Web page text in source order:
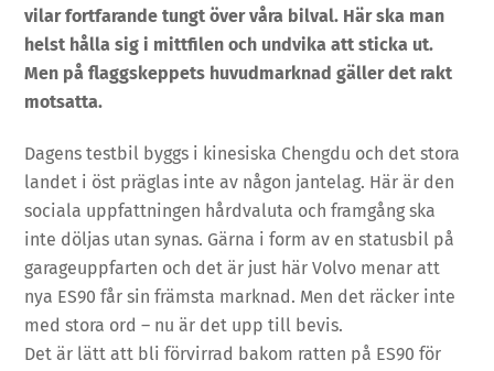
vilar fortfarande tungt över våra bilval. Här ska man
helst hålla sig i mittfilen och undvika att sticka ut.
Men på flaggskeppets huvudmarknad gäller det rakt
motsatta.
Dagens testbil byggs i kinesiska Chengdu och det stora
landet i öst präglas inte av någon jantelag. Här är den
sociala uppfattningen hårdvaluta och framgång ska
inte döljas utan synas. Gärna i form av en statusbil på
garageuppfarten och det är just här Volvo menar att
nya ES90 får sin främsta marknad. Men det räcker inte
med stora ord – nu är det upp till bevis.
Det är lätt att bli förvirrad bakom ratten på ES90 för